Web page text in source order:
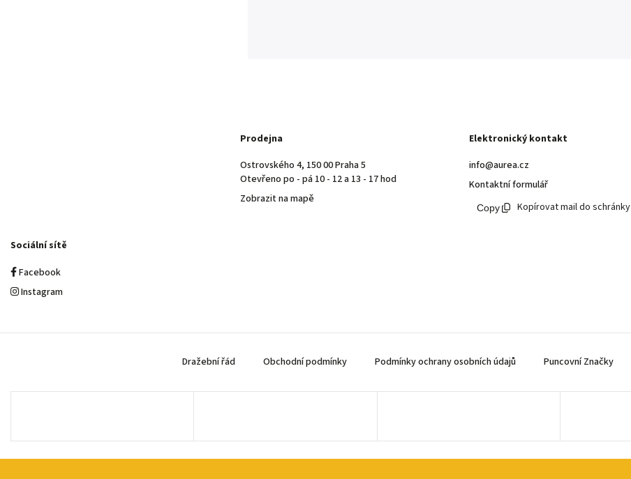
Prodejna
Ostrovského 4, 150 00 Praha 5
Otevřeno po - pá 10 - 12 a 13 - 17 hod
Zobrazit na mapě
Elektronický kontakt
info@aurea.cz
Kontaktní formulář
Kopírovat mail do schránky
Sociální sítě
Facebook
Instagram
Dražební řád Obchodní podmínky Podmínky ochrany osobních údajů Puncovní Značky